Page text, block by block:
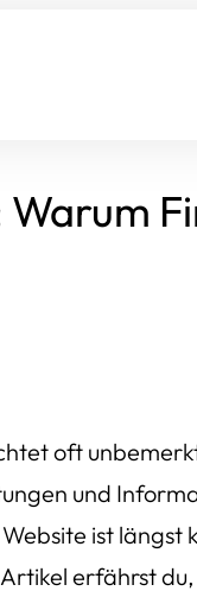
oft
und
ist
erfährst